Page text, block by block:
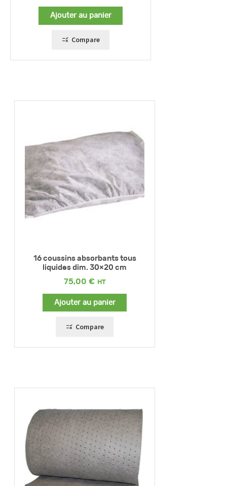
Ajouter au panier
Compare
16 coussins absorbants tous
liquides dim. 30×20 cm
75,00 €
Ajouter au panier
Compare